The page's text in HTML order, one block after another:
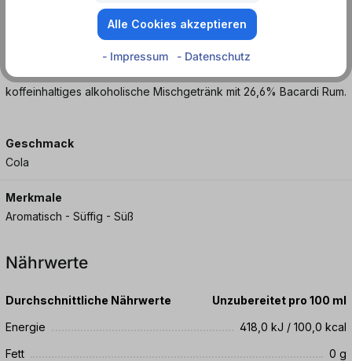
Schnapp dir eine Dose, lehn dich zurück und erlebe den
ultimativen Genuss!
koffeinhaltiges alkoholische Mischgetränk mit 26,6% Bacardi Rum.
Geschmack
Cola
Merkmale
Aromatisch - Süffig - Süß
Nährwerte
Durchschnittliche Nährwerte
Unzubereitet pro 100 ml
Energie
418,0 kJ / 100,0 kcal
Fett
0 g
Alle Cookies akzeptieren
- Impressum - Datenschutz